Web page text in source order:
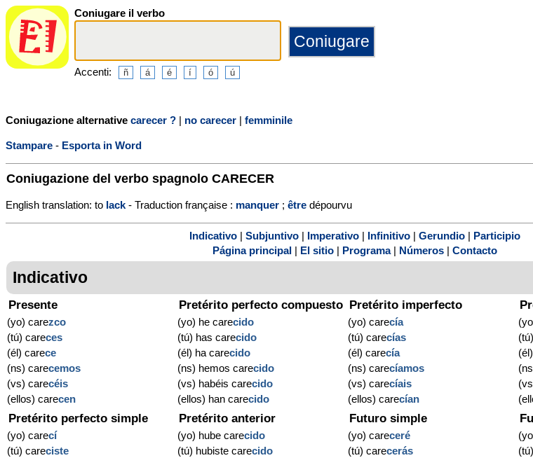
Coniugare il verbo
Accenti:
Coniugazione alternative carecer ? | no carecer | femminile
Stampare - Esporta in Word
Coniugazione del verbo spagnolo CARECER
English translation: to lack - Traduction française : manquer ; être dépourvu
Indicativo Subjuntivo Imperativo Infinitivo Gerundio
Participio
Página principal
El sitio Programa| Números Contacto
Indicativo
Presente
(yo) carezco
(tú) careces
(él) carece
(ns) carecemos
(vs) carecéis
(ellos) carecen
Pretérito perfecto compuesto
(yo) he carecido
(tú) has carecido
(él) ha carecido
(ns) hemos carecido
(vs) habéis carecido
(ellos) han carecido
Pretérito imperfecto
(yo) carecía
(tú) carecías
(él) carecía
(ns) carecíamos
(vs) carecíais
(ellos) carecían
Pretérito perfecto simple
(yo) carecí
(tú) careciste
Pretérito anterior
(yo) hube carecido
(tú) hubiste carecido
Futuro simple
(yo) careceré
(tú) carecerás